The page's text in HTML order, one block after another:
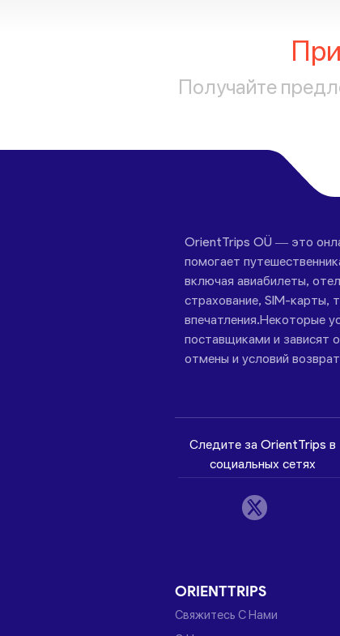
Получайте
OrientTrips OÜ — это
помогает
включая авиабилеты,
страхование, SIM-карты,
впечатления.Некоторые
поставщиками и зависят
отмены и условий
Следите за OrientTrips в
социальных сетях
ORIENTTRIPS
Свяжитесь С Нами